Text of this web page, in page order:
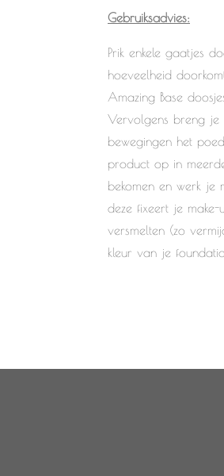
Gebruiksadvies:
Prik enkele gaatjes
hoeveelheid
Amazing Base
Vervolgens breng je
bewegingen het
product op in
bekomen en werk je
deze fixeert je
versmelten (zo
kleur van je